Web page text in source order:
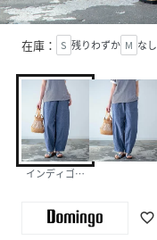
在庫： S 残りわずか M なし
インディゴブルー
favorite_border